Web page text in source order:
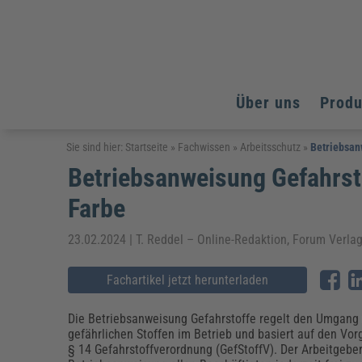
Über uns
Arbeitsschutz
Fachpublikationen & Arbeitshilfen
Arbeitssicherheit & Gesundheitsschutz
Brandschutz
Weiterbildungen (AKADEMIE HERKERT)
Assistenz & Office-Management
Baurecht & Architektenrecht
Energieoptimiertes & klimaneutrales Bauen
Nachhaltiges Planen
Kinderschutz, Jugendhilfe & Inklusion
Datenschutz & IT-Recht
Elektrosicherheit
Fachpublikationen & Arbeitshilfen
Weiterbildungen (AKADEMIE HERKERT)
Arbeitsschutz
Bildung und Erziehung
Energie und Umwelt
Kommunales
Reisekosten und Finanzen
Arbeitsschutz
Bildung und Erziehung
Energie und Umwelt
Kommunales
Reisekosten und Finanzen
Sie sind hier: Startseite » Fachwissen »Arbeitsschutz »
Betriebsanweisung
Farbe
23.02.2024 | T. Reddel – Online-Redaktion, Forum
Fachartikel jetzt herunterladen
Die Betriebsanweisung Gefahrstoffe regelt den
gefährlichen Stoffen im Betrieb und basiert auf den
§ 14 Gefahrstoffverordnung (GefStoffV). Der